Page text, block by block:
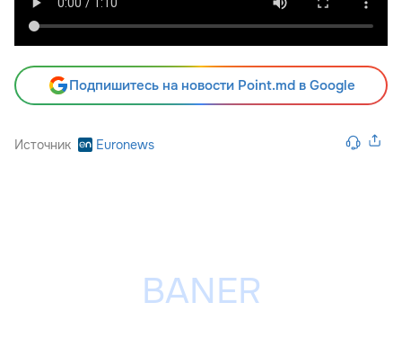
Подпишитесь на новости Point.md в Google
Источник Euronews